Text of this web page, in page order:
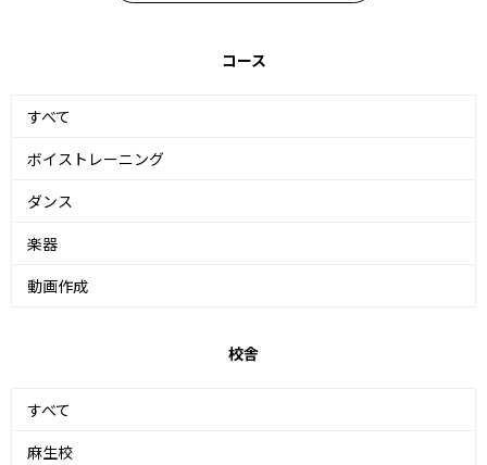
コース
すべて
ボイストレーニング
ダンス
楽器
動画作成
校舎
すべて
麻生校